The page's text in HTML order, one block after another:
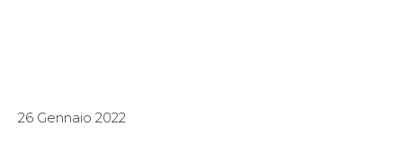
26 Gennaio 2022